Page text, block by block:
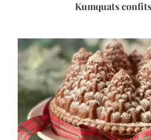
Kumquats